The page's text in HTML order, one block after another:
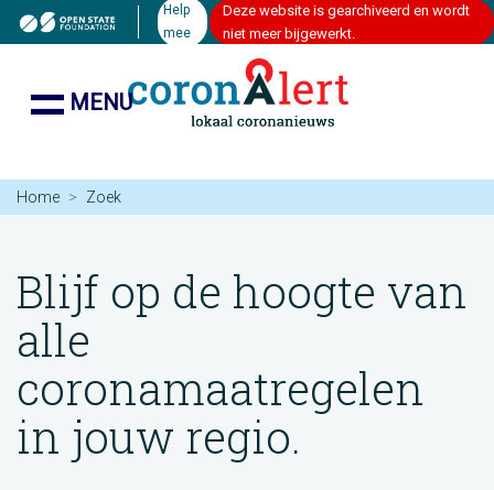
Help
mee
Deze website is gearchiveerd en wordt
niet meer bijgewerkt.
MENU
Home Zoek
Blijf op de hoogte van
alle
coronamaatregelen
in jouw regio.